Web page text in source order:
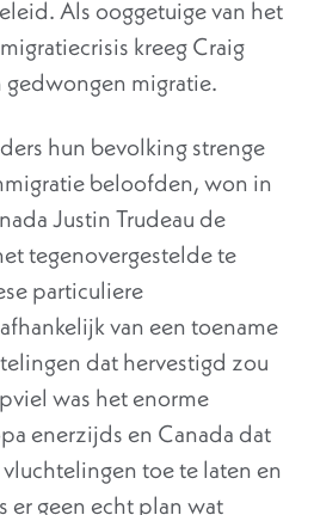
Als ooggetuige van het
kreeg Craig
migratie.
hun bevolking strenge
beloofden, won in
Justin Trudeau de
tegenovergestelde te
particuliere
van een toename
dat hervestigd zou
was het enorme
enerzijds en Canada dat
toe te laten en
er geen echt plan wat